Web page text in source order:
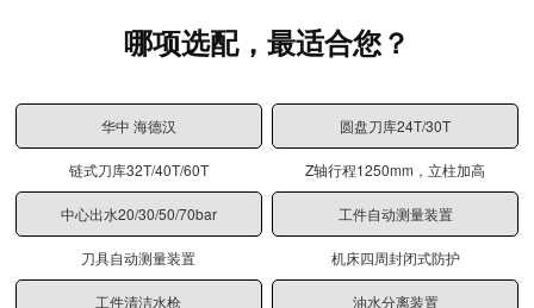
哪项选配，最适合您？
华中 海德汉 圆盘刀库24T/30T
链式刀库32T/40T/60T Z轴行程1250mm，立柱加高
中心出水20/30/50/70bar 工件自动测量装置
刀具自动测量装置 机床四周封闭式防护
工件清洁水枪 油水分离装置